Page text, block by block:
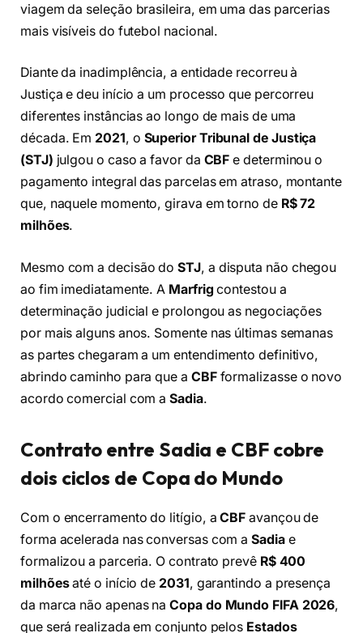
viagem da seleção brasileira, em uma das parcerias
mais visíveis do futebol nacional.
Diante da inadimplência, a entidade recorreu à
Justiça e deu início a um processo que percorreu
diferentes instâncias ao longo de mais de uma
década. Em 2021, o Superior Tribunal de Justiça
(STJ) julgou o caso a favor da CBF e determinou o
pagamento integral das parcelas em atraso, montante
que, naquele momento, girava em torno de R$ 72
milhões.
Mesmo com a decisão doSTJ, a disputa não chegou
ao fim imediatamente. A Marfrig contestou a
determinação judicial e prolongou as negociações
por mais alguns anos. Somente nas últimas semanas
as partes chegaram a um entendimento definitivo,
abrindo caminho para que a CBFformalizasse o novo
acordo comercial com aSadia.
Contrato entre Sadia e CBF cobre
dois ciclos de Copa do Mundo
Com o encerramento do litígio, aCBF avançou de
forma acelerada nas conversas com aSadiae
formalizou a parceria. O contrato prevê R$ 400
milhõesaté o início de 2031, garantindo a presença
da marca não apenas naCopa do Mundo FIFA 2026,
que será realizada em conjunto pelos Estados